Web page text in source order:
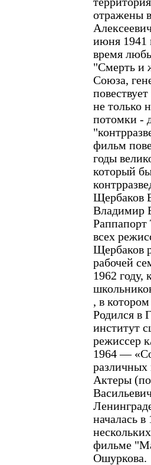
отражены
июня 1941
время
"Смерть и
Союза,
не только
потомки -
фильм
годы
который
Щербаков
Владимир
Раппапорт
всех
Щербаков
рабочей
1962 году,
, в
Родился в
институт
режиссер
1964 —
различных
Актеры
началась в
фильме
Ошуркова.